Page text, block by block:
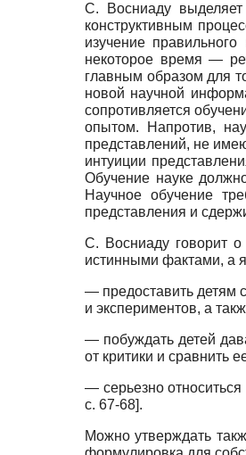
С. Восниаду
конструктивным
изучение
некоторое время —
главным образом для
новой научной
сопротивляется
опытом. Напротив,
представлений, не
интуиции
Обучение науке
Научное обучение
представления и
С. Восниаду говорит
истинными фактами, а
— предоставить детям
и экспериментов, а
— побуждать детей
от критики и сравнить
— серьезно
с. 67-68].
Можно утверждать